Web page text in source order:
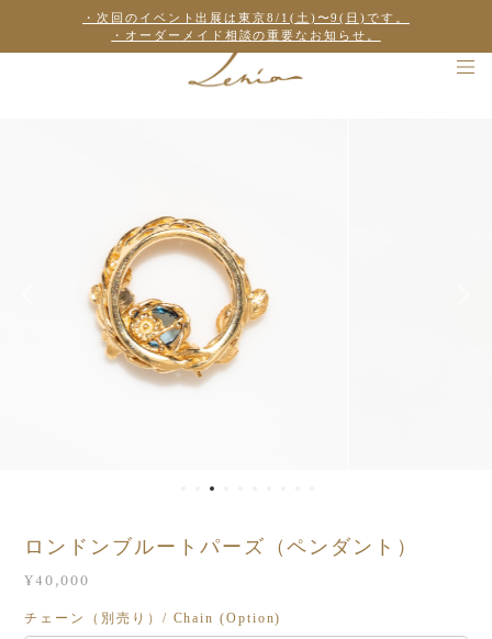
・次回のイベント出展は東京8/1(土)〜9(日)です。
・オーダーメイド相談の重要なお知らせ。
ロンドンブルートパーズ（ペンダント）
¥40,000
チェーン（別売り）/ Chain (Option)